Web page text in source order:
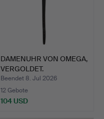
DAMENUHR VON OMEGA,
VERGOLDET.
Beendet 8. Jul 2026
12 Gebote
104 USD